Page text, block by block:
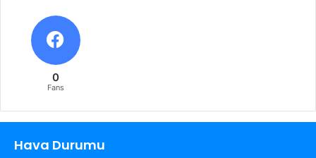
0
Fans
Hava Durumu